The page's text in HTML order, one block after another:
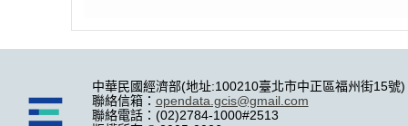
中華民國經濟部(地址:100210臺北市中正區福州街15號)
聯絡信箱： opendata.gcis@gmail.com
聯絡電話：(02)2784-1000#2513